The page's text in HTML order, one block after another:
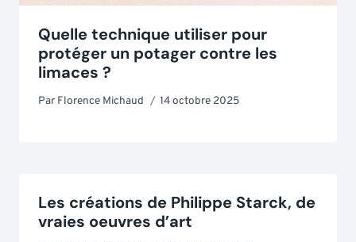
Quelle technique utiliser pour
protéger un potager contre les
limaces ?
Par Florence Michaud 14 octobre 2025
Les créations de Philippe Starck, de
vraies oeuvres d’art